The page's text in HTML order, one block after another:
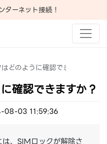
ーネット接続！
どのように確認できますか？
確認できますか？
08-03 11:59:36
、SIMロックが解除さ